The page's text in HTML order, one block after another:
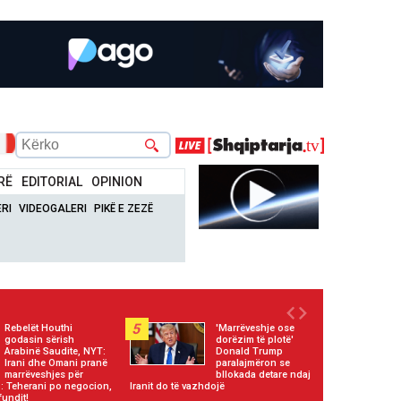
EDITORIAL OPINION
VIDEOGALERI PIKË E ZEZË
Rebelët Houthi
godasin sërish
Arabinë Saudite, NYT:
Irani dhe Omani pranë
marrëveshjes për
Teherani po negocion,
5
'Marrëveshje ose
dorëzim të plotë'
Donald Trump
paralajmëron se
bllokada detare ndaj
Iranit do të vazhdojë